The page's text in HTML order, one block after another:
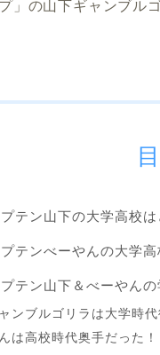
」の山下ギャンブル
テン山下の大学高校は
テンべーやんの大学高
テン山下＆べーやん
ンブルゴリラは大学時代
は高校時代奥手だった！